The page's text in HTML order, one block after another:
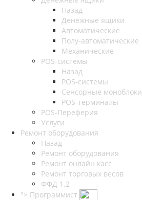
Назад
Денежные ящики
Автоматические
Полу-автоматические
Механические
POS-системы
Назад
POS-системы
Сенсорные моноблоки
POS-терминалы
POS-Переферия
Услуги
Ремонт оборудования
Назад
Ремонт оборудования
Ремонт онлайн касс
Ремонт торговых весов
ФФД 1.2
"> Программист